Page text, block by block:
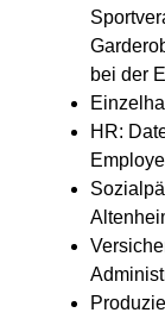
bei der
HR: